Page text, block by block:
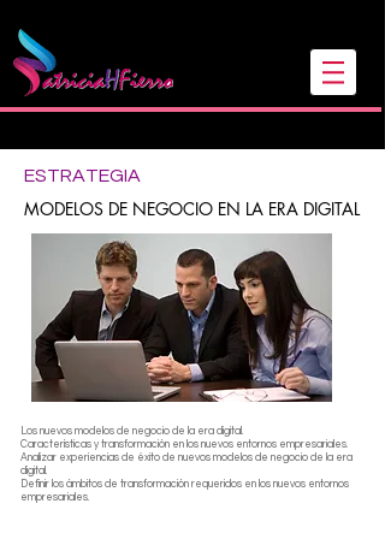
ESTRATEGIA
MODELOS DE NEGOCIO EN LA ERA DIGITAL
Los nuevos modelos de negocio de la era digital.
Características y transformación en los nuevos entornos empresariales.
Analizar experiencias de éxito de nuevos modelos de negocio de la era
digital.
Definir los ámbitos de transformación requeridos en los nuevos entornos
empresariales.